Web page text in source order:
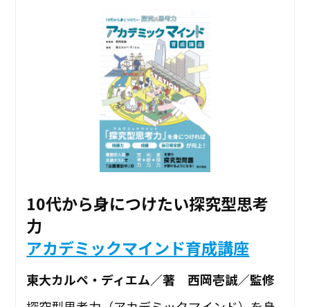
10代から身につけたい探究型思考
力
アカデミックマインド育成講座
東大カルペ・ディエム／著 西岡壱誠／監修